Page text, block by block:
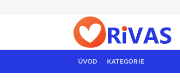
ÚVOD KATEGÓRIE